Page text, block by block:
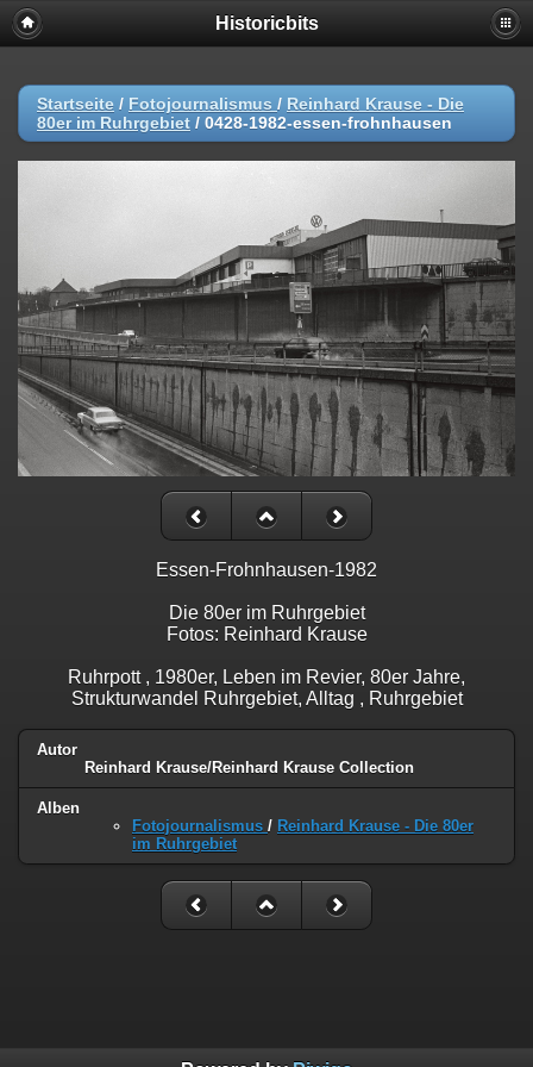
Historicbits
Startseite / Fotojournalismus / Reinhard Krause - Die
80er im Ruhrgebiet / 0428-1982-essen-frohnhausen
Essen-Frohnhausen-1982
Die 80er im Ruhrgebiet
Fotos: Reinhard Krause
Ruhrpott , 1980er, Leben im Revier, 80er Jahre,
Strukturwandel Ruhrgebiet, Alltag , Ruhrgebiet
Autor
Reinhard Krause/Reinhard Krause Collection
Alben
Fotojournalismus / Reinhard Krause - Die 80er
im Ruhrgebiet